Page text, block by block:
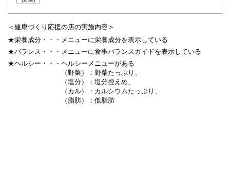
＜健康づくり応援の店の実施内容＞
★栄養成分・・・ メニューに栄養成分を表示している
★バランス・・・ メニューに食事バランスガイドを表示している
★ヘルシー・・・ ヘルシーメニューがある
（野菜）：野菜たっぷり、
（塩分）：塩分控えめ、
（カル）：カルシウムたっぷり、
（脂肪）：低脂肪